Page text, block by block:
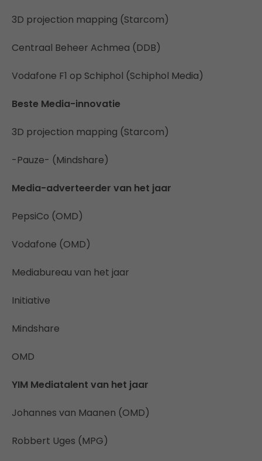
3D projection mapping (Starcom)
Centraal Beheer Achmea (DDB)
Vodafone F1 op Schiphol (Schiphol Media)
Beste Media-innovatie
3D projection mapping (Starcom)
-Pauze- (Mindshare)
Media-adverteerder van het jaar
PepsiCo (OMD)
Vodafone (OMD)
Mediabureau van het jaar
Initiative
Mindshare
OMD
YIM Mediatalent van het jaar
Johannes van Maanen (OMD)
Robbert Uges (MPG)